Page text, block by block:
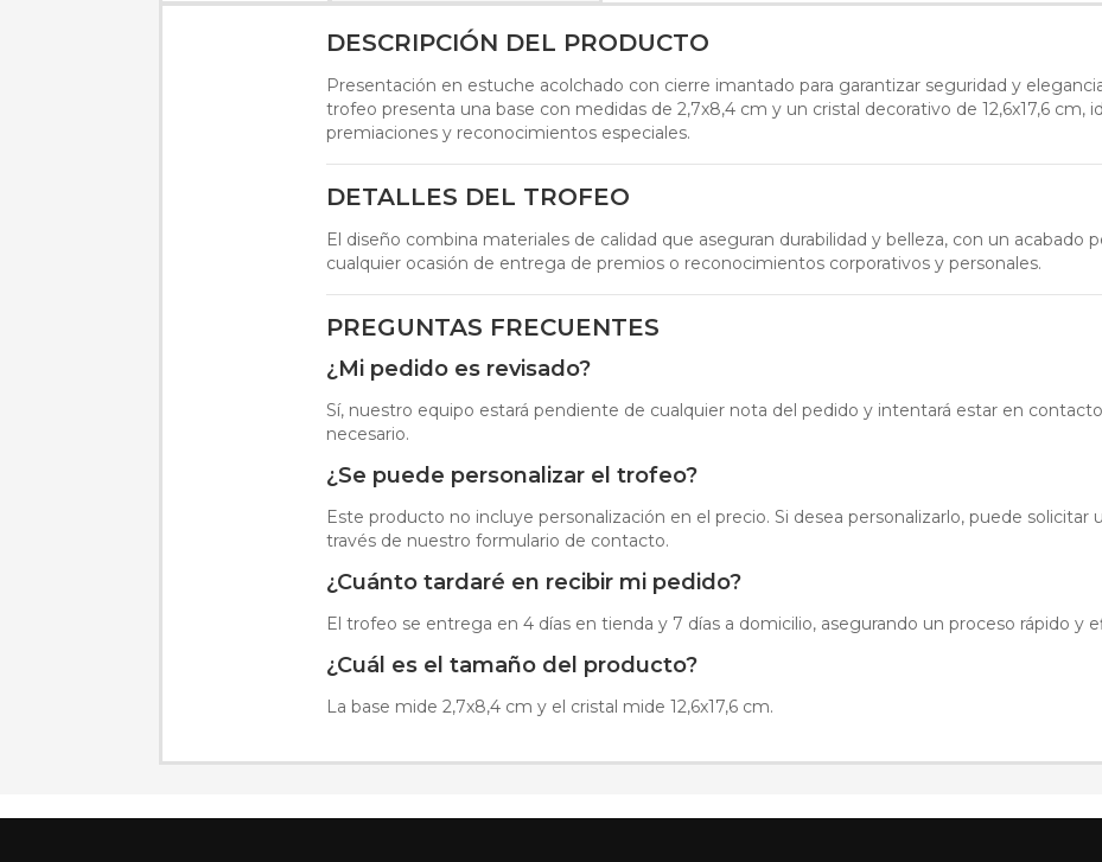
DESCRIPCIÓN DEL PRODUCTO
Presentación en estuche acolchado con cierre imantado para garantizar seguridad y
trofeo presenta una base con medidas de 2,7x8,4 cm y un cristal decorativo de 12,6x17,6 cm,
premiaciones y reconocimientos especiales.
DETALLES DEL TROFEO
El diseño combina materiales de calidad que aseguran durabilidad y belleza, con un acabado
cualquier ocasión de entrega de premios o reconocimientos corporativos y personales.
PREGUNTAS FRECUENTES
¿Mi pedido es revisado?
Sí, nuestro equipo estará pendiente de cualquier nota del pedido y intentará estar en
necesario.
¿Se puede personalizar el trofeo?
Este producto no incluye personalización en el precio. Si desea personalizarlo, puede solicitar
través de nuestro formulario de contacto.
¿Cuánto tardaré en recibir mi pedido?
El trofeo se entrega en 4 días en tienda y 7 días a domicilio, asegurando un proceso rápido y
¿Cuál es el tamaño del producto?
La base mide 2,7x8,4 cm y el cristal mide 12,6x17,6 cm.